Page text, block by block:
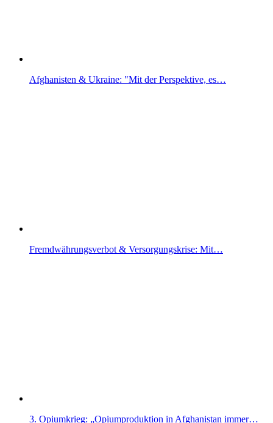
Afghanisten & Ukraine: "Mit der Perspektive, es…
Fremdwährungsverbot & Versorgungskrise: Mit…
3. Opiumkrieg: „Opiumproduktion in Afghanistan immer…